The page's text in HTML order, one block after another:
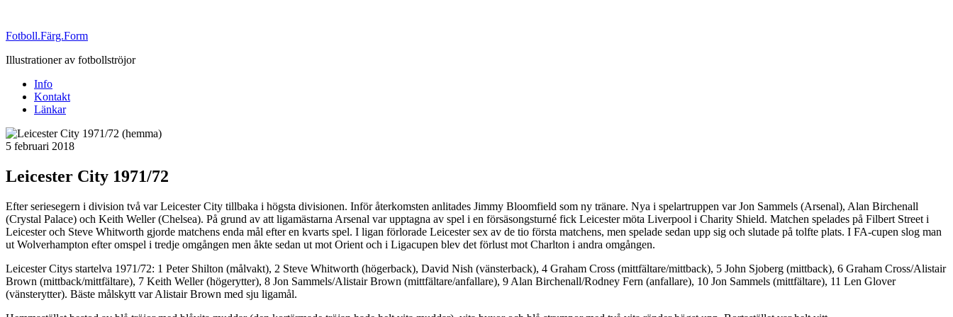
Fotboll.Färg.Form
Illustrationer av fotbollströjor
Info
Kontakt
Länkar
Publicerat
5 februari 2018
Leicester City 1971/72
Efter seriesegern i division två var Leicester City tillbaka i högsta divisionen. Inför återkomsten anlitades Jimmy Bloomfield som ny tränare. Nya i spelartruppen var Jon Sammels (Arsenal), Alan Birchenall
(Crystal Palace) och Keith Weller (Chelsea). På grund av att ligamästarna Arsenal var upptagna av spel i en försäsongsturné fick Leicester möta Liverpool i Charity Shield. Matchen spelades på Filbert Street i
Leicester och Steve Whitworth gjorde matchens enda mål efter en kvarts spel. I ligan förlorade Leicester sex av de tio första matchens, men spelade sedan upp sig och slutade på tolfte plats. I FA-cupen slog man
ut Wolverhampton efter omspel i tredje omgången men åkte sedan ut mot Orient och i Ligacupen blev det förlust mot Charlton i andra omgången.
Leicester Citys startelva 1971/72: 1 Peter Shilton (målvakt), 2 Steve Whitworth (högerback), David Nish (vänsterback), 4 Graham Cross (mittfältare/mittback), 5 John Sjoberg (mittback), 6 Graham Cross/Alistair
Brown (mittback/mittfältare), 7 Keith Weller (högerytter), 8 Jon Sammels/Alistair Brown (mittfältare/anfallare), 9 Alan Birchenall/Rodney Fern (anfallare), 10 Jon Sammels (mittfältare), 11 Len Glover
(vänsterytter). Bäste målskytt var Alistair Brown med sju ligamål.